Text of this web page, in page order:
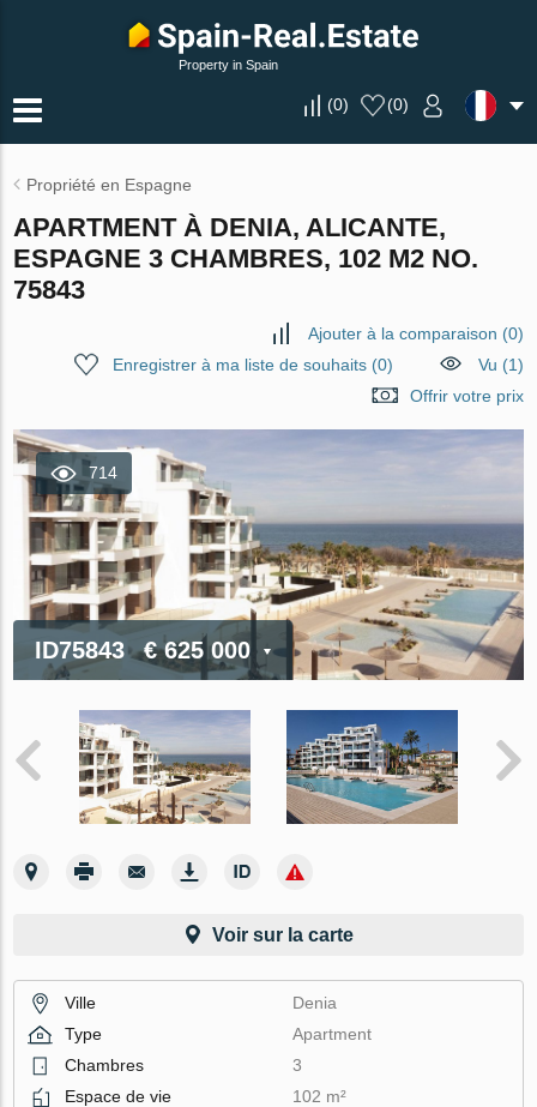
Property in Spain
(0) (0)
Propriété en Espagne
APARTMENT À DENIA, ALICANTE,
ESPAGNE 3 CHAMBRES, 102 M2 NO.
75843
Ajouter à la comparaison (0)
Enregistrer à ma liste de souhaits(0)
Vu (1)
Offrir votre prix
714
ID75843 € 625 000
Voir sur la carte
Ville
Denia
Type
Apartment
Chambres
3
Espace de vie
102 m²